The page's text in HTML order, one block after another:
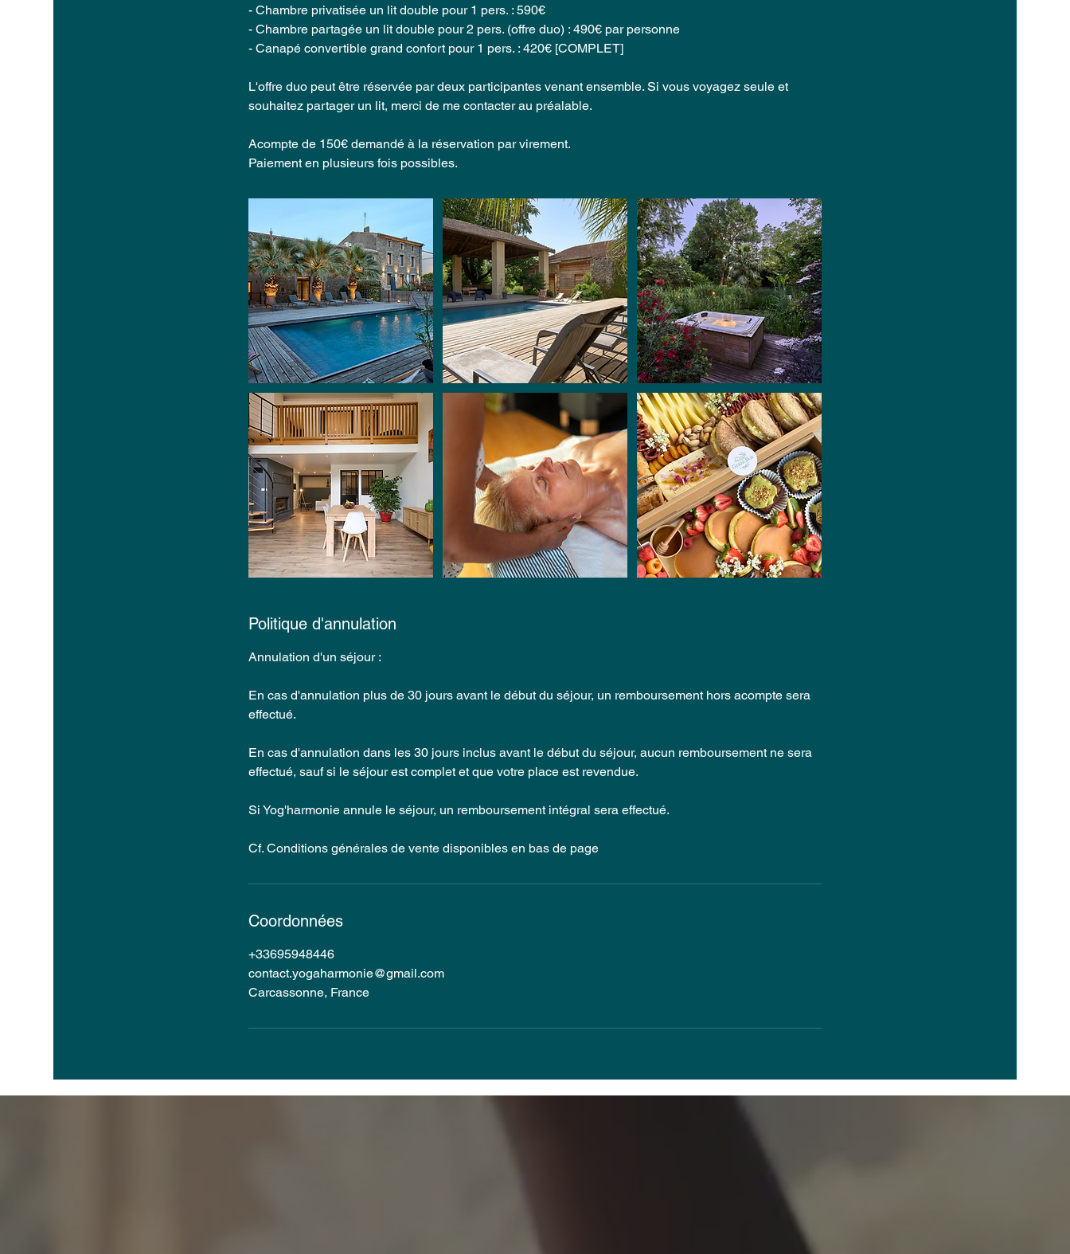
- Chambre privatisée un lit double pour 1 pers. : 590€
- Chambre partagée un lit double pour 2 pers. (offre duo) : 490€ par personne
- Canapé convertible grand confort pour 1 pers. : 420€ [COMPLET]
L'offre duo peut être réservée par deux participantes venant ensemble. Si vous voyagez seule et
souhaitez partager un lit, merci de me contacter au préalable.
Acompte de 150€ demandé à la réservation par virement.
Paiement en plusieurs fois possibles.
Politique d'annulation
Annulation d'un séjour :
En cas d'annulation plus de 30 jours avant le début du séjour, un remboursement hors acompte sera
effectué.
En cas d'annulation dans les 30 jours inclus avant le début du séjour, aucun remboursement ne sera
effectué, sauf si le séjour est complet et que votre place est revendue. ​
Si Yog'harmonie annule le séjour, un remboursement intégral sera effectué.
Cf. Conditions générales de vente disponibles en bas de page
Coordonnées
+33695948446
contact.yogaharmonie@gmail.com
Carcassonne, France